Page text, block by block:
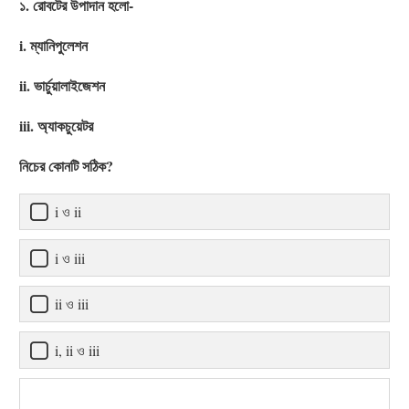
১. রোবটের উপাদান হলো-
i. ম্যানিপুলেশন
ii. ভার্চুয়ালাইজেশন
iii. অ্যাকচুয়েটর
নিচের কোনটি সঠিক?
i ও ii
i ও iii
ii ও iii
i, ii ও iii